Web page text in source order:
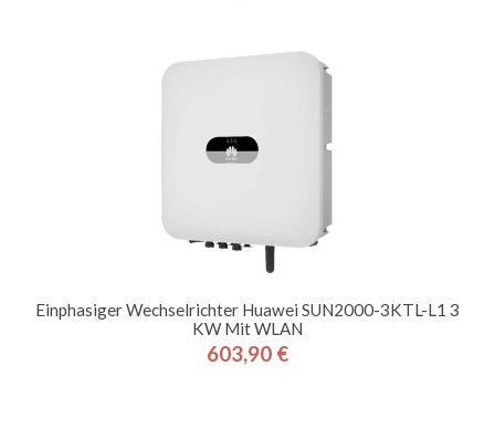
Einphasiger Wechselrichter Huawei SUN2000-3KTL-L1 3
KW Mit WLAN
Preis
603,90 €